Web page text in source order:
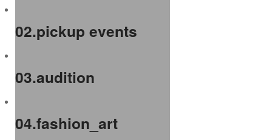
02.pickup events
03.audition
04.fashion_art